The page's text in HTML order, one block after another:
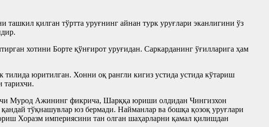
қилган тўртта уруғнинг айнан турк уруғлари эканлигини ўз
хотини Борте қўнғирот уруғидан. Саркарданинг ўғилларига ҳам
юритилган. Хонни оқ рангли кигиз устида устида кўтариш
тарихчи.
Мурод Ажининг фикрича, Шарққа юриши олдидан Чингизхон
тўқнашувлар юз бермади. Найманлар ва бошқа қозоқ уруғлари
Хоразм империясини тан олган шаҳарларни қамал қилишдан